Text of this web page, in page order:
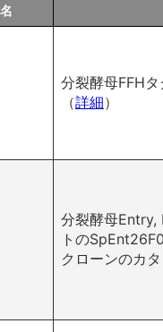
物株由来ゲノムDNA
ス系統由来ゲノムDNA
分裂酵母FFH
（詳細）
分裂酵母Entry,
トの
クローンのカ